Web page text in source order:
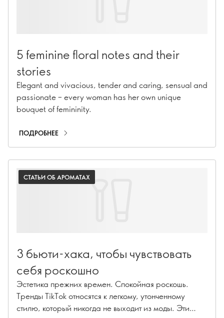
5 feminine floral notes and their
stories
Elegant and vivacious, tender and caring, sensual and
passionate – every woman has her own unique
bouquet of femininity.
ПОДРОБНЕЕ
СТАТЬИ ОБ АРОМАТАХ
3 бьюти-хака, чтобы чувствовать
себя роскошно
Эстетика прежних времен. Спокойная роскошь.
Тренды TikTok относятся к легкому, утонченному
стилю, который никогда не выходит из моды. Эти